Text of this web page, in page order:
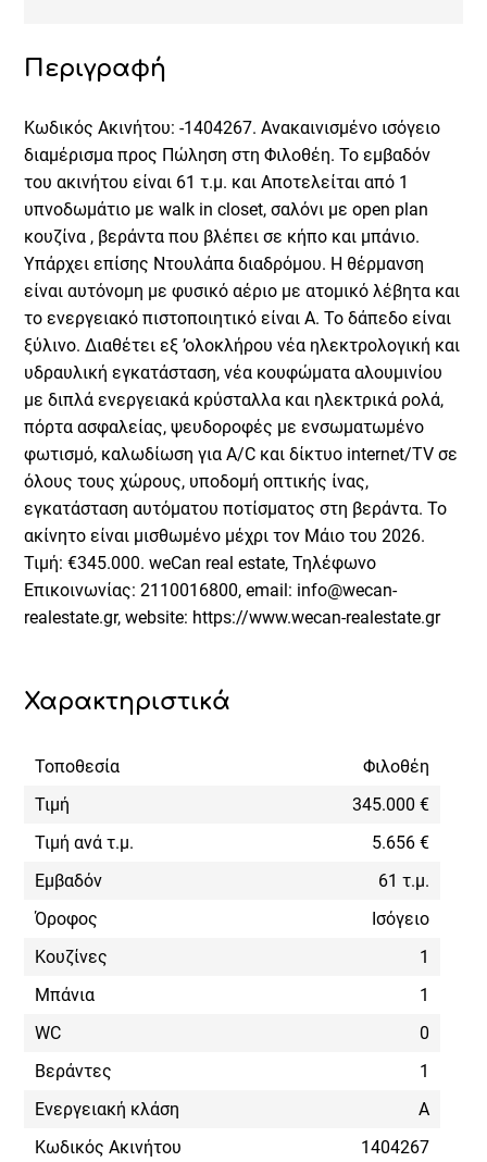
Περιγραφή
Κωδικός Ακινήτου: -1404267. Ανακαινισμένο ισόγειο
διαμέρισμα προς Πώληση στη Φιλοθέη. Το εμβαδόν
του ακινήτου είναι 61 τ.μ. και Αποτελείται από 1
υπνοδωμάτιο με walk in closet, σαλόνι με open plan
κουζίνα , βεράντα που βλέπει σε κήπο και μπάνιο.
Υπάρχει επίσης Ντουλάπα διαδρόμου. Η θέρμανση
είναι αυτόνομη με φυσικό αέριο με ατομικό λέβητα και
το ενεργειακό πιστοποιητικό είναι Α. Το δάπεδο είναι
ξύλινο. Διαθέτει εξ ’ολοκλήρου νέα ηλεκτρολογική και
υδραυλική εγκατάσταση, νέα κουφώματα αλουμινίου
με διπλά ενεργειακά κρύσταλλα και ηλεκτρικά ρολά,
πόρτα ασφαλείας, ψευδοροφές με ενσωματωμένο
φωτισμό, καλωδίωση για Α/C και δίκτυο internet/TV σε
όλους τους χώρους, υποδομή οπτικής ίνας,
εγκατάσταση αυτόματου ποτίσματος στη βεράντα. Το
ακίνητο είναι μισθωμένο μέχρι τον Μάιο του 2026.
Τιμή: €345.000. weCan real estate, Τηλέφωνο
Επικοινωνίας: 2110016800, email: info@wecan-
realestate.gr, website: https://www.wecan-realestate.gr
Χαρακτηριστικά
Τοποθεσία
Φιλοθέη
Τιμή
345.000 €
Τιμή ανά τ.μ.
5.656 €
Εμβαδόν
61 τ.μ.
Όροφος
Ισόγειο
Κουζίνες
1
Μπάνια
1
WC
0
Βεράντες
1
Ενεργειακή κλάση
Α
Κωδικός Ακινήτου
1404267